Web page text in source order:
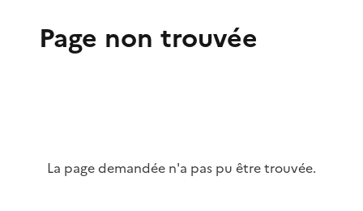
Page non trouvée
La page demandée n'a pas pu être trouvée.